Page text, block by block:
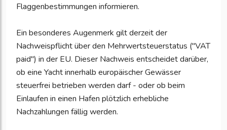
Flaggenbestimmungen informieren.
Ein besonderes Augenmerk gilt derzeit der
Nachweispflicht über den Mehrwertsteuerstatus ("VAT
paid") in der EU. Dieser Nachweis entscheidet darüber,
ob eine Yacht innerhalb europäischer Gewässer
steuerfrei betrieben werden darf - oder ob beim
Einlaufen in einen Hafen plötzlich erhebliche
Nachzahlungen fällig werden.